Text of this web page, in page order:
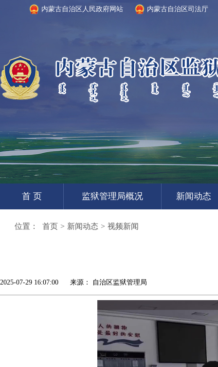
内蒙古自治区人民政府网站 内蒙古自治区司法厅
首 页 监狱管理局概况 新闻动态
位置： 首页 > 新闻动态 > 视频新闻
2025-07-29 16:07:00 来源： 自治区监狱管理局